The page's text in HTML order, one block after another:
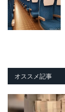
オススメ記事